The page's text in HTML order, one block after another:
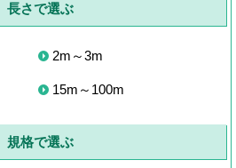
長さで選ぶ
2m～3m
15m～100m
規格で選ぶ